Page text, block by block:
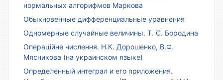
нормальных алгорифмов Маркова
Обыкновенные дифференциальные уравнения
Одномерные случайные величины. Т. С. Бородина
Операційне числення. Н.К. Дорошенко, В.Ф.
Мясникова (на украинском языке)
Определенный интеграл и его приложения.